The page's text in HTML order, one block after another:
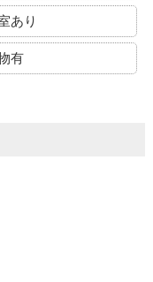
あり
有